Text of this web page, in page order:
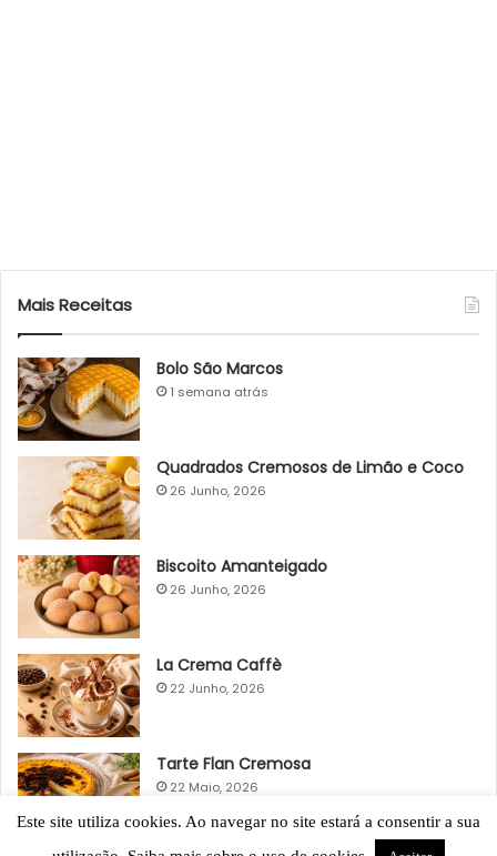
Mais Receitas
Bolo São Marcos
1 semana atrás
Quadrados Cremosos de Limão e Coco
26 Junho, 2026
Biscoito Amanteigado
26 Junho, 2026
La Crema Caffè
22 Junho, 2026
Tarte Flan Cremosa
22 Maio, 2026
Este site utiliza cookies. Ao navegar no site estará a consentir a sua